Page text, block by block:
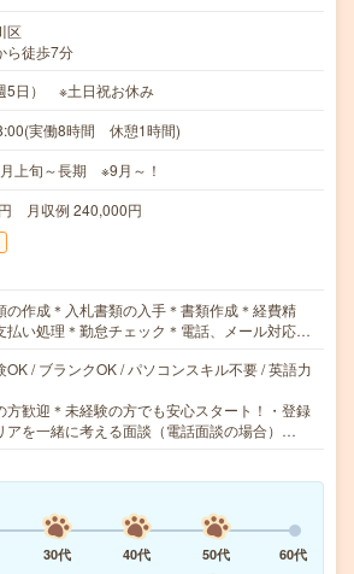
区
ら徒歩7分
5日） ※土日祝お休み
実働8時間 休憩1時間)
上旬～長期 ※9月～！
月収例 240,000円
の作成＊入札書類の入手＊書類作成＊経費精
払い処理＊勤怠チェック＊電話、メール対応…
OK / ブランクOK / パソコンスキル不要 / 英語力
方歓迎＊未経験の方でも安心スタート！・登録
アを一緒に考える面談（電話面談の場合）…
30代 40代 50代
60代